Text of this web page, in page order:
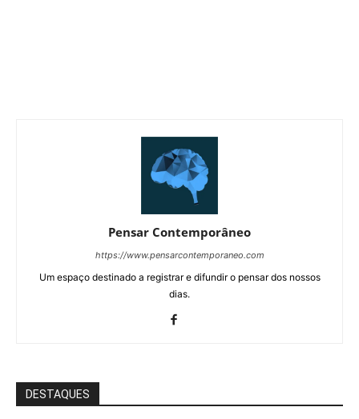
Pensar Contemporâneo
https://www.pensarcontemporaneo.com
Um espaço destinado a registrar e difundir o pensar dos nossos
dias.
DESTAQUES